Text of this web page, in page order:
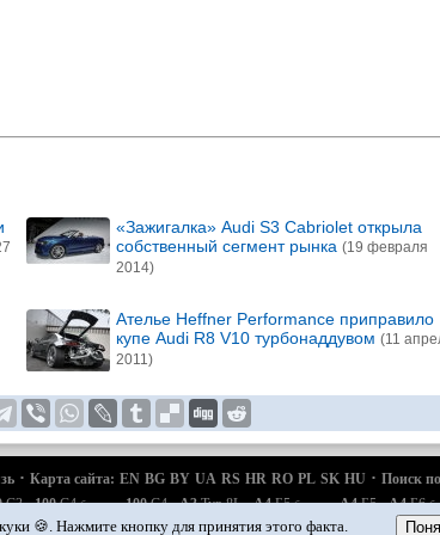
«Зажигалка» Audi S3 Cabriolet открыла
собственный сегмент рынка (19 февраля
2014)
Ателье Heffner Performance приправило
купе Audi R8 V10 турбонаддувом (11
2011)
· Карта сайта: EN BG BY UA RS HR RO PL SK HU · Поиск
С3·100С4бензин·100С4·A3Typ 8L·A4Б5бензин·A4Б5·A4Б6
А2·Автомобильные новости·Устройство и ремонт авто
🍪. Нажмите кнопку для принятия этого факта.